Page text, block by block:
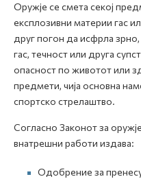
Е-Весник
Оружје се смета секој
експлозивни материи гас
друг погон да исфрла
гас, течност или друга
опасност по животот или
предмети, чија основна
спортско стрелаштво.
Согласно Законот за
внатрешни работи издава:
Одобрение за